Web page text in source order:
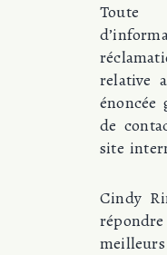
relative
énoncée
de
site
Cindy